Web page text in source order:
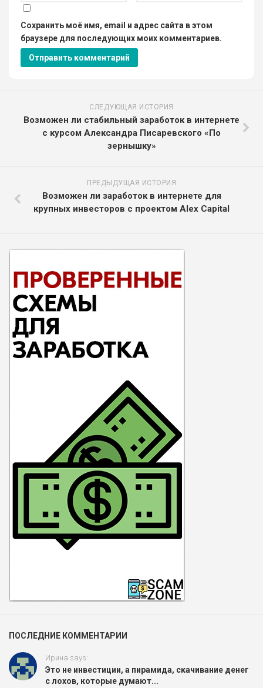
Сохранить моё имя, email и адрес сайта в этом
браузере для последующих моих комментариев.
СЛЕДУЮЩАЯ ИСТОРИЯ
Возможен ли стабильный заработок в интернете
с курсом Александра Писаревского «По
зернышку»
ПРЕДЫДУЩАЯ ИСТОРИЯ
Возможен ли заработок в интернете для
крупных инвесторов с проектом Alex Capital
ПОСЛЕДНИЕ КОММЕНТАРИИ
Ирина says:
Это не инвестиции, а пирамида, скачивание денег
с лохов, которые думают...